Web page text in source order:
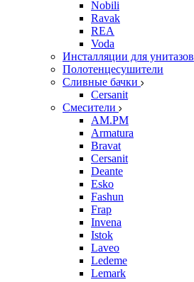
Nobili
Ravak
REA
Voda
Инсталляции для унитазов
Полотенцесушители
Сливные бачки
Cersanit
Смесители
AM.PM
Armatura
Bravat
Cersanit
Deante
Esko
Fashun
Frap
Invena
Istok
Laveo
Ledeme
Lemark